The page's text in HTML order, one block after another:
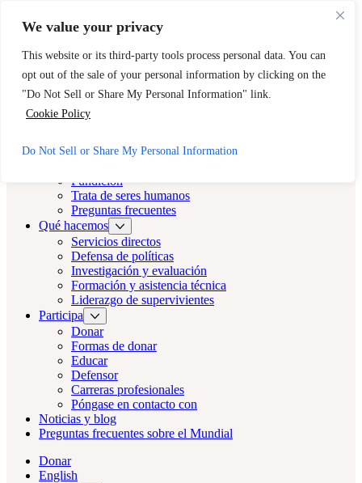
We value your privacy
This website or its third-party tools process personal data. You can
opt out of the sale of your personal information by clicking on the
"Do Not Sell or Share My Personal Information" link.
Cookie Policy
Do Not Sell or Share My Personal Information
CAST.
888-KEY-2-FREE (888-539-2373)
Salida rápida
Reparto LA
Reparto LA
Fundición
Trata de seres humanos
Preguntas frecuentes
Qué hacemos
Servicios directos
Defensa de políticas
Investigación y evaluación
Formación y asistencia técnica
Liderazgo de supervivientes
Participa
Donar
Formas de donar
Educar
Defensor
Carreras profesionales
Póngase en contacto con
Noticias y blog
Preguntas frecuentes sobre el Mundial
Donar
English